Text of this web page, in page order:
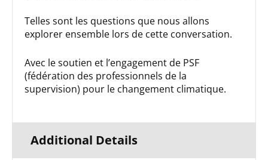
Telles sont les questions que nous allons
explorer ensemble lors de cette conversation.
Avec le soutien et l’engagement de PSF
(fédération des professionnels de la
supervision) pour le changement climatique.
Additional Details